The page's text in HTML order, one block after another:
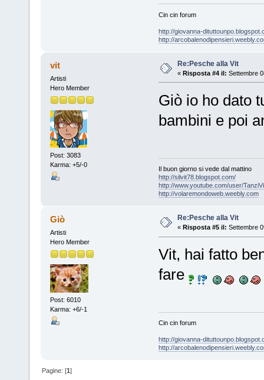
Cin cin forum
http://giovanna-
http://
vit
Artisti
Hero Member
Post: 3083
Karma: +5/-0
Re:Pesche alla Vit
« Risposta #4 il: Settembre
Giò io ho dato
bambini e poi
Il buon giorno si vede dal mattino
http://silvit78.blogspot.com/
http://www.youtube.com/user/
http://volaremondoweb.weebly.com
Giò
Artisti
Hero Member
Post: 6010
Karma: +6/-1
Re:Pesche alla Vit
« Risposta #5 il: Settembre
Vit, hai fatto
fare
Cin cin forum
http://giovanna-
http://
Pagine: [1]